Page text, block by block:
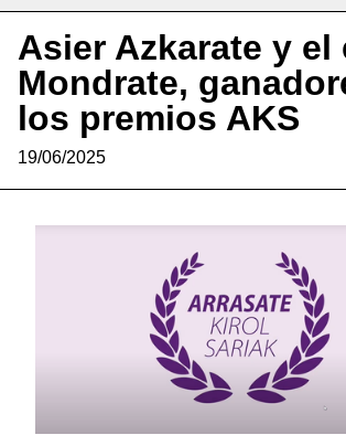
Asier Azkarate y el
Mondrate,
los premios AKS
19/06/2025